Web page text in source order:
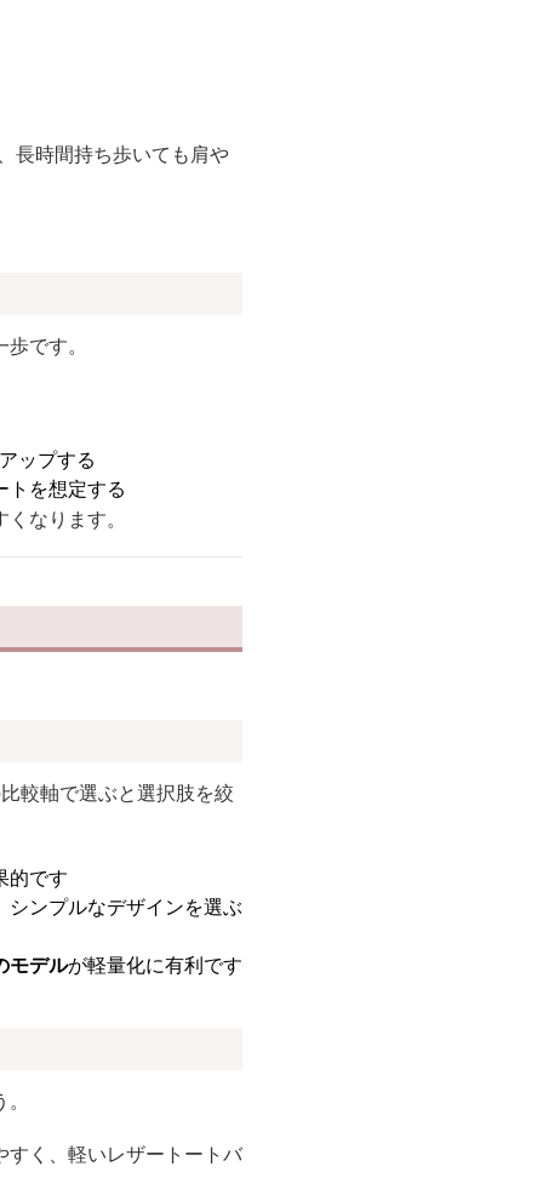
長時間持ち歩いても肩や
です。
ップする
トを想定する
なります。
較軸で選ぶと選択肢を絞
的です
シンプルなデザインを選ぶ
モデルが軽量化に有利です
すく、軽いレザートートバ